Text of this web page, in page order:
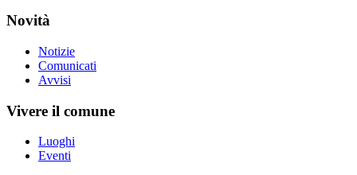
Novità
Notizie
Comunicati
Avvisi
Vivere il comune
Luoghi
Eventi